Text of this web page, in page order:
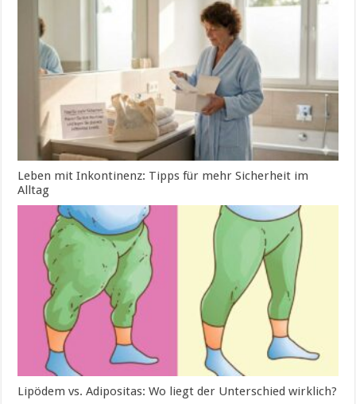
Leben mit Inkontinenz: Tipps für mehr Sicherheit im
Alltag
Lipödem vs. Adipositas: Wo liegt der Unterschied wirklich?